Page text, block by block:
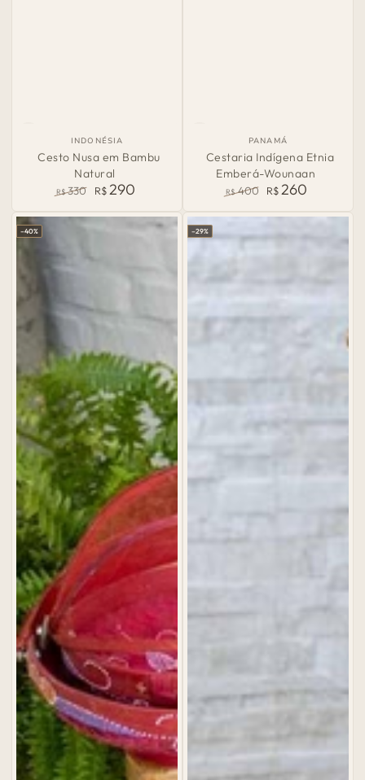
País
de
Origem:
INDONÉSIA
Cesto Nusa em Bambu
Natural
normal
R$ 330
de
R$290
País
de
Origem:
PANAMÁ
Cestaria Indígena Etnia
Emberá-Wounaan
normal
R$ 400
de
venda
R$260
–40% –29%